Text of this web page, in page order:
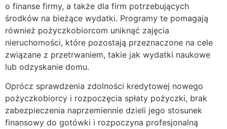
o finanse firmy, a także dla firm potrzebujących
środków na bieżące wydatki. Programy te pomagają
również pożyczkobiorcom uniknąć zajęcia
nieruchomości, które pozostają przeznaczone na cele
związane z przetrwaniem, takie jak wydatki naukowe
lub odzyskanie domu.
Oprócz sprawdzenia zdolności kredytowej nowego
pożyczkobiorcy i rozpoczęcia spłaty pożyczki, brak
zabezpieczenia naprzemiennie dzieli jego stosunek
finansowy do gotówki i rozpoczyna profesjonalną